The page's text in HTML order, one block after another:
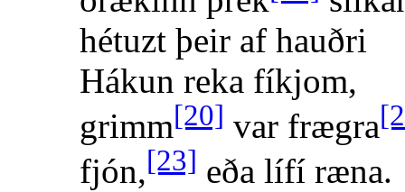
hétuzt þeir af hauðri
Hákun reka fíkjom,
grimm[20] var frægra
fjón,[23] eða lífí ræna.